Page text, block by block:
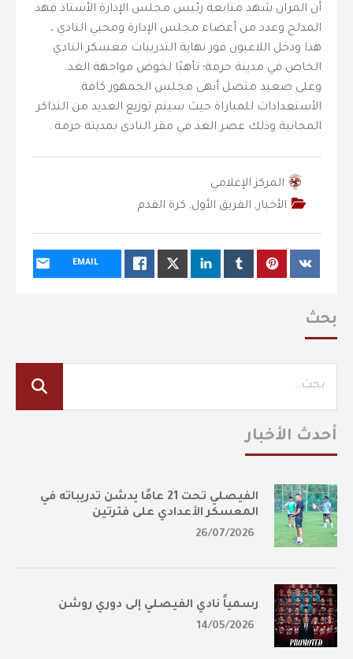
أن المران شهد متابعة رئيس مجلس الإدارة الأستاذ فهد
المدلج وعدد من أعضاء مجلس الإدارة ومحبي النادي ،
هذا ودخل اللاعبون فور نهاية التدريبات معسكر النادي
الخاص في مدينة حرمة؛ تأهبًا لخوض مواجهة الغد.
‎وعلى صعيد متصل أنهى مجلس الجمهور كافة
الأستعدادات للمباراة حيث سيتم توزيع العديد من التذاكر
المجانية وذلك عصر الغد في مقر النادي بمدينة حرمة .
المركز الإعلامي
الأخبار, الفريق الأول, كرة القدم
EMAIL
بحث
أحدث الأخبار
الفيصلي تحت 21 عامًا يدشن تدريباته في
المعسكر الأعدادي على فترتين
26/07/2026
رسمياً نادي الفيصلي إلى دوري روشن
14/05/2026